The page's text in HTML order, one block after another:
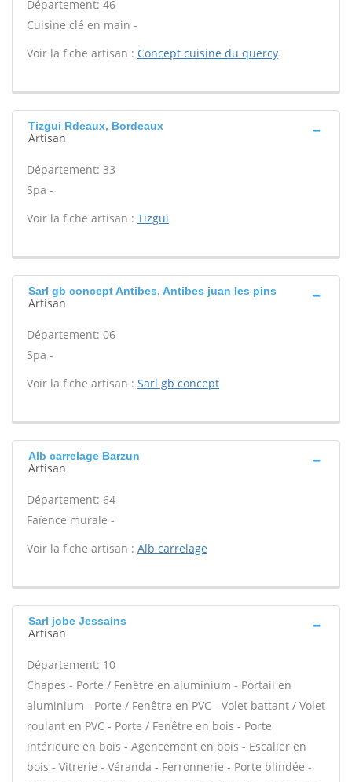
Département: 46
Cuisine clé en main -
Voir la fiche artisan : Concept cuisine du quercy
Tizgui Rdeaux, Bordeaux
Artisan
Département: 33
Spa -
Voir la fiche artisan : Tizgui
Sarl gb concept Antibes, Antibes juan les pins
Artisan
Département: 06
Spa -
Voir la fiche artisan : Sarl gb concept
Alb carrelage Barzun
Artisan
Département: 64
Faïence murale -
Voir la fiche artisan : Alb carrelage
Sarl jobe Jessains
Artisan
Département: 10
Chapes - Porte / Fenêtre en aluminium - Portail en
aluminium - Porte / Fenêtre en PVC - Volet battant / Volet
roulant en PVC - Porte / Fenêtre en bois - Porte
intérieure en bois - Agencement en bois - Escalier en
bois - Vitrerie - Véranda - Ferronnerie - Porte blindée -